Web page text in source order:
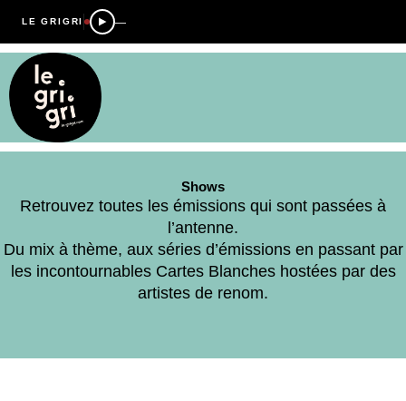
LE GRIGRI —
Shows
Retrouvez toutes les émissions qui sont passées à
l’antenne.
Du mix à thème, aux séries d’émissions en passant par
les incontournables Cartes Blanches hostées par des
artistes de renom.